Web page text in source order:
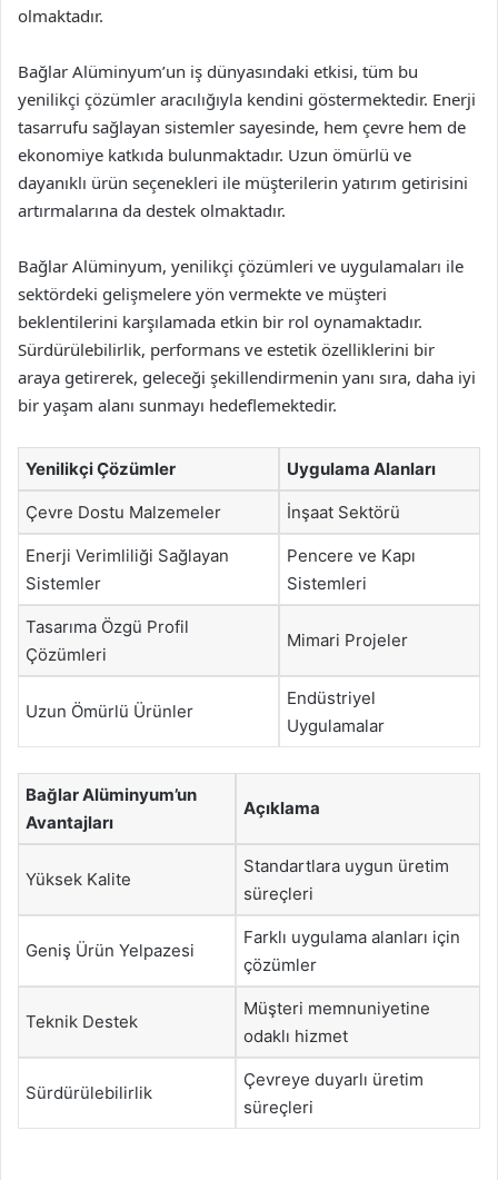
olmaktadır.
Bağlar Alüminyum’un iş dünyasındaki etkisi, tüm bu
yenilikçi çözümler aracılığıyla kendini göstermektedir. Enerji
tasarrufu sağlayan sistemler sayesinde, hem çevre hem de
ekonomiye katkıda bulunmaktadır. Uzun ömürlü ve
dayanıklı ürün seçenekleri ile müşterilerin yatırım getirisini
artırmalarına da destek olmaktadır.
Bağlar Alüminyum, yenilikçi çözümleri ve uygulamaları ile
sektördeki gelişmelere yön vermekte ve müşteri
beklentilerini karşılamada etkin bir rol oynamaktadır.
Sürdürülebilirlik, performans ve estetik özelliklerini bir
araya getirerek, geleceği şekillendirmenin yanı sıra, daha iyi
bir yaşam alanı sunmayı hedeflemektedir.
Yenilikçi Çözümler Uygulama Alanları
Çevre Dostu Malzemeler İnşaat Sektörü
Enerji Verimliliği Sağlayan
Sistemler
Pencere ve Kapı
Sistemleri
Tasarıma Özgü Profil
Çözümleri
Mimari Projeler
Uzun Ömürlü Ürünler
Endüstriyel
Uygulamalar
Bağlar Alüminyum’un
Avantajları
Açıklama
Yüksek Kalite
Standartlara uygun üretim
süreçleri
Geniş Ürün Yelpazesi
Farklı uygulama alanları için
çözümler
Teknik Destek
Müşteri memnuniyetine
odaklı hizmet
Sürdürülebilirlik
Çevreye duyarlı üretim
süreçleri